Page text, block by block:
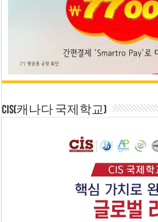
CIS(캐나다 국제학교)